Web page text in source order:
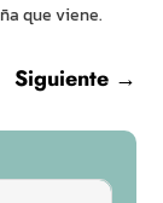
que viene.
Siguiente→